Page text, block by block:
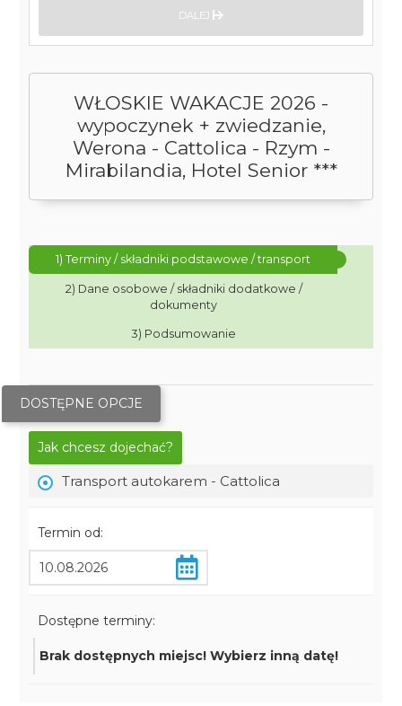
WŁOSKIE WAKACJE 2026 -
wypoczynek + zwiedzanie,
Werona - Cattolica - Rzym -
Mirabilandia, Hotel Senior ***
1) Terminy / składniki podstawowe / transport
2) Dane osobowe / składniki dodatkowe /
dokumenty
3) Podsumowanie
DOSTĘPNE OPCJE
Jak chcesz dojechać?
Transport autokarem - Cattolica
Termin od:
Dostępne terminy:
Brak dostępnych miejsc! Wybierz inną datę!
DALEJ